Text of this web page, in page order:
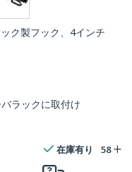
ク製フック、4インチ
ラックに取付け
在庫有り 58